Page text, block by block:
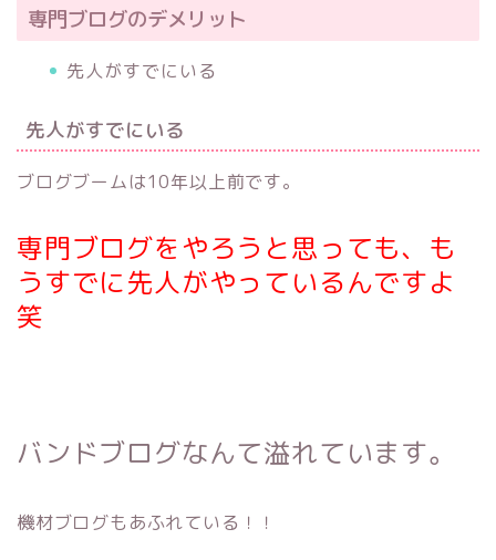
専門ブログのデメリット
先人がすでにいる
先人がすでにいる
ブログブームは10年以上前です。
専門ブログをやろうと思っても、も
うすでに先人がやっているんですよ
笑
バンドブログなんて溢れています。
機材ブログもあふれている！！